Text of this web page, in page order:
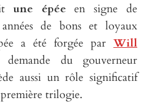
une épée en signe de
de bons et loyaux
a été forgée par Will
du gouverneur
aussi un rôle significatif
trilogie.